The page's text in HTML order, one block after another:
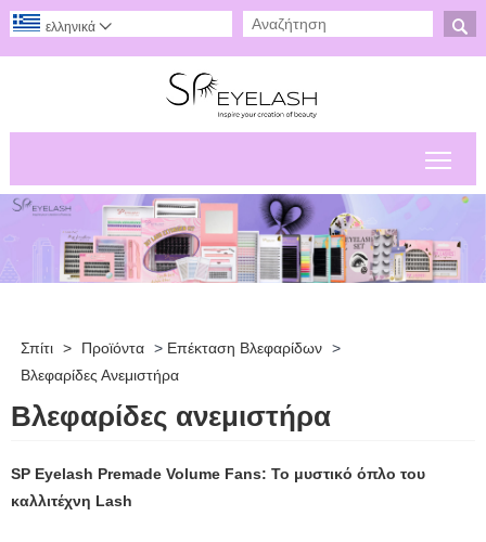

ελληνικά 
Σπίτι > Προϊόντα > Επέκταση Βλεφαρίδων >
Βλεφαρίδες Ανεμιστήρα
Βλεφαρίδες ανεμιστήρα
SP Eyelash Premade Volume Fans: Το μυστικό όπλο του
καλλιτέχνη Lash